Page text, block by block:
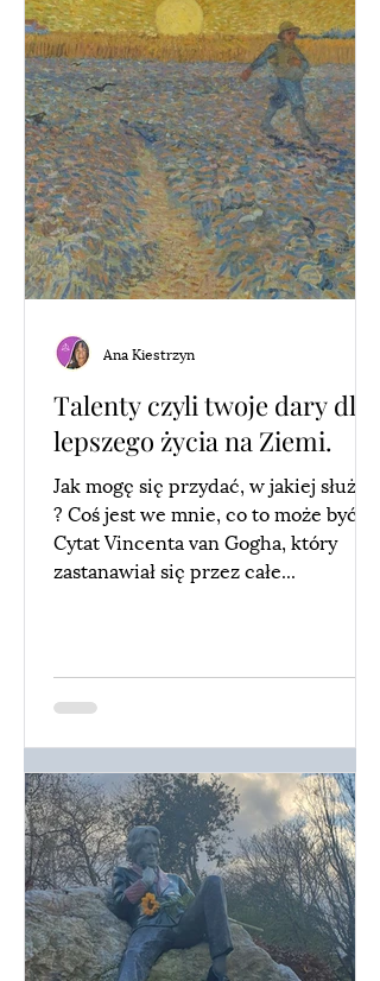
Talenty czyli twoje dary dla
lepszego życia na Ziemi.
Jak mogę się przydać, w jakiej służbie
? Coś jest we mnie, co to może być?
Cytat Vincenta van Gogha, który
zastanawiał się przez całe...
Ana Kiestrzyn